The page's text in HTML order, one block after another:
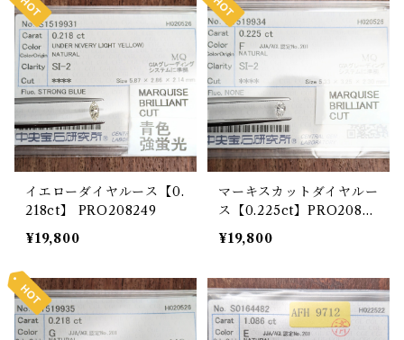
イエローダイヤルース【0.
218ct】 PRO208249
¥19,800
マーキスカットダイヤルー
ス【0.225ct】PRO20824
2
¥19,800